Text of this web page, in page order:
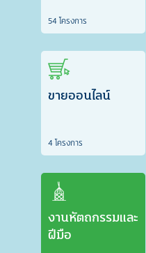
54 โครงการ
ขายออนไลน์
4 โครงการ
งานหัตถกรรมและ
ฝีมือ